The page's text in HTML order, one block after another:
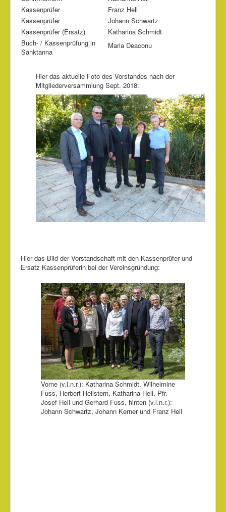
Kassenprüfer
Franz Hell
Kassenprüfer
Johann Schwartz
Kassenprüfer (Ersatz)
Katharina Schmidt
Buch- / Kassenprüfung in
Sanktanna
Maria Deaconu
Hier das aktuelle Foto des Vorstandes nach der
Mitgliederversammlung Sept. 2018:
Hier das Bild der Vorstandschaft mit den Kassenprüfer und
Ersatz Kassenprüferin bei der Vereinsgründung:
Vorne (v.l.n.r.): Katharina Schmidt, Wilhelmine
Fuss, Herbert Hellstern, Katharina Hell, Pfr.
Josef Hell und Gerhard Fuss, hinten (v.l.n.r.):
Johann Schwartz, Johann Kerner und Franz Hell